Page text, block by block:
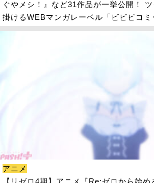
ぐやメシ！』など31作品が一挙公開！
掛けるWEBマンガレーベル「ビビビコミ
アニメ
【リゼロ4期】アニメ『Re:ゼロから始